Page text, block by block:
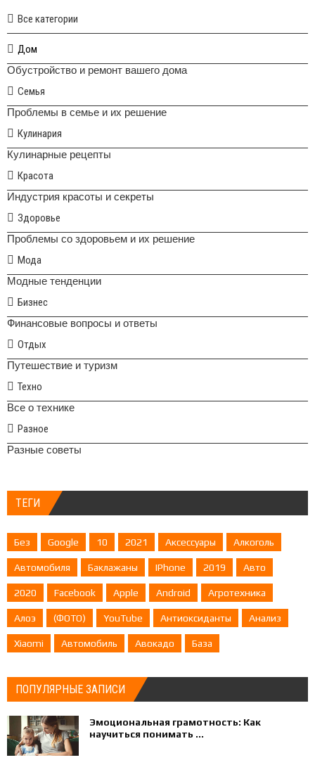
Все категории
Дом
Обустройство и ремонт вашего дома
Семья
Проблемы в семье и их решение
Кулинария
Кулинарные рецепты
Красота
Индустрия красоты и секреты
Здоровье
Проблемы со здоровьем и их решение
Мода
Модные тенденции
Бизнес
Финансовые вопросы и ответы
Отдых
Путешествие и туризм
Техно
Все о технике
Разное
Разные советы
ТЕГИ
Без Google 10 2021 Аксессуары Алкоголь
Автомобиля Баклажаны IPhone 2019 Авто
2020 Facebook Apple Android Агротехника
Алоэ (ФОТО) YouTube Антиоксиданты Анализ
Xiaomi Автомобиль Авокадо База
ПОПУЛЯРНЫЕ ЗАПИСИ
Эмоциональная грамотность: Как
научиться понимать ...